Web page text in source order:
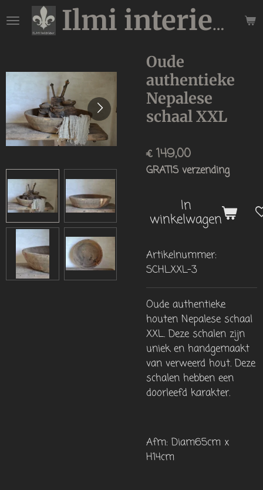
direct
hoofdinhoud
Ilmi interieur
Oude
authentieke
Nepalese
schaal XXL
€ 149,00
GRATIS verzending
In
winkelwagen
Artikelnummer:
SCHLXXL-3
Oude authentieke
houten Nepalese schaal
XXL. Deze schalen zijn
uniek en handgemaakt
van verweerd hout. Deze
schalen hebben een
doorleefd karakter.
Afm: Diam65cm x
H14cm